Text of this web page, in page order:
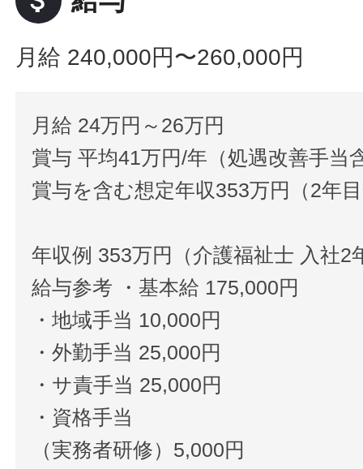
月給 240,000円〜260,000円
月給 24万円～26万円
賞与 平均41万円/年（処遇改善手当
賞与を含む想定年収353万円（2年
年収例 353万円（介護福祉士 入社2
給与参考 ・基本給 175,000円
・地域手当 10,000円
・外勤手当 25,000円
・サ責手当 25,000円
・資格手当
（実務者研修）5,000円